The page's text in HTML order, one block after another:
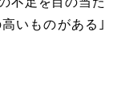
いものがある｣